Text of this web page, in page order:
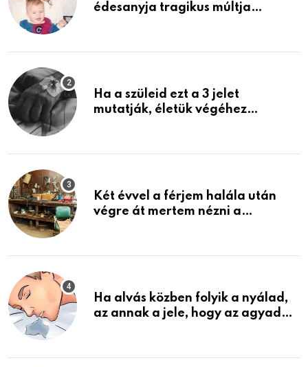
édesanyja tragikus múltja
Ha a szüleid ezt a 3 jelet
mutatják, életük végéhez
Két évvel a férjem halála után
végre át mertem nézni a
életemet
Ha alvás közben folyik a nyálad,
az annak a jele, hogy az agyad…